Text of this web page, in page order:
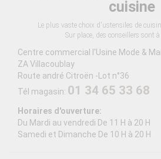
cuisine
Le plus vaste choix d'ustensiles de
Sur place, des conseillers sont à
Centre commercial l'Usine Mode &
ZA Villacoublay
Route andré Citroën -Lot n°36
Tél magasin: 01 34 65 33 68
Horaires d'ouverture:
Du Mardi au vendredi De 11 H à 20 H
Samedi et Dimanche De 10 H à 20 H